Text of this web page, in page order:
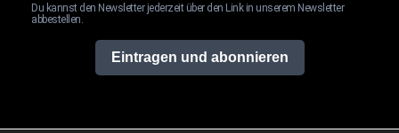
Du kannst den Newsletter jederzeit über den Link in unserem Newsletter
abbestellen.
Eintragen und abonnieren